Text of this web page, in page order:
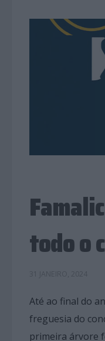
todo o
Até ao final do
freguesia do
primeira árvore